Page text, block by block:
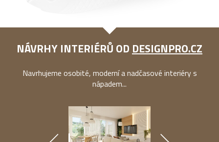
NÁVRHY INTERIÉRŮ OD DESIGNPRO.CZ
Navrhujeme osobité, moderní a nadčasové interiéry s
nápadem...